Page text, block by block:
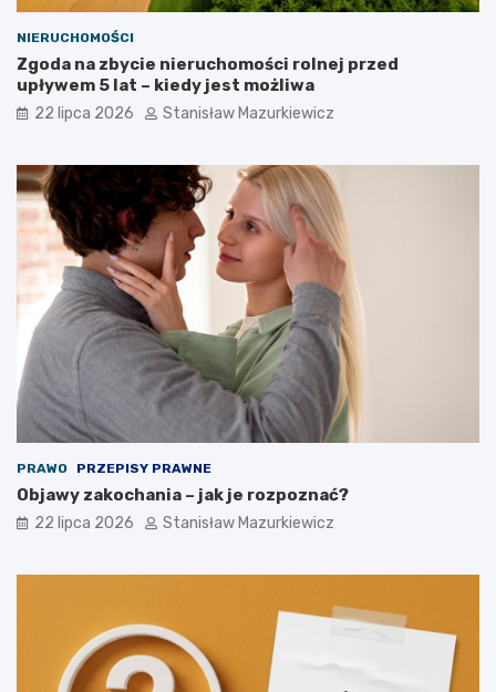
NIERUCHOMOŚCI
Zgoda na zbycie nieruchomości rolnej przed
upływem 5 lat – kiedy jest możliwa
22 lipca 2026 Stanisław Mazurkiewicz
PRAWO PRZEPISY PRAWNE
Objawy zakochania – jak je rozpoznać?
22 lipca 2026 Stanisław Mazurkiewicz